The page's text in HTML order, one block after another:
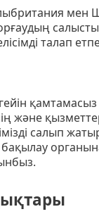
талап
және
салып
бақылау